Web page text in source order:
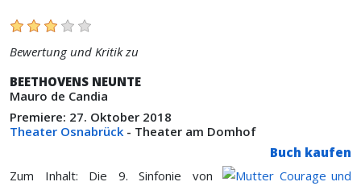
Bewertung und Kritik zu
BEETHOVENS NEUNTE
Mauro de Candia
Premiere: 27. Oktober 2018
Theater Osnabrück - Theater am Domhof
Buch kaufen
Zum Inhalt: Die 9. Sinfonie von